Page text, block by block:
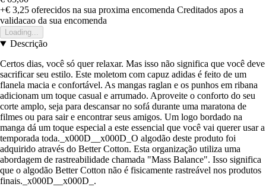
+€ 3,25 oferecidos na sua proxima encomenda Creditados apos a
validacao da sua encomenda
Loading...
Descrição
Certos dias, você só quer relaxar. Mas isso não significa que você deve
sacrificar seu estilo. Este moletom com capuz adidas é feito de um
flanela macia e confortável. As mangas raglan e os punhos em ribana
adicionam um toque casual e arrumado. Aproveite o conforto do seu
corte amplo, seja para descansar no sofá durante uma maratona de
filmes ou para sair e encontrar seus amigos. Um logo bordado na
manga dá um toque especial a este essencial que você vai querer usar a
temporada toda._x000D__x000D_O algodão deste produto foi
adquirido através do Better Cotton. Esta organização utiliza uma
abordagem de rastreabilidade chamada "Mass Balance". Isso significa
que o algodão Better Cotton não é fisicamente rastreável nos produtos
finais._x000D__x000D_.